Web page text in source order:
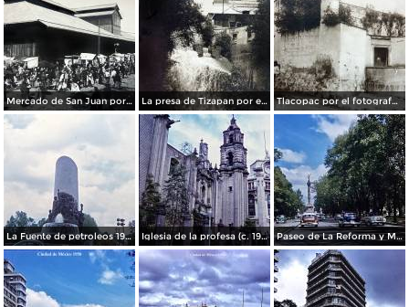
Mercado de San Juan por el fotografo Felix Miret La presa de Tizapan por el fotografo Fernando Kososky. ( Circulada el 22 de Diembre de 1910 ). Tlacopac por el fotografo Hugo Brehme.
La Fuente de petroleos 1950. Iglesia de la profesa (c. 1950) Paseo de La Reforma y Mto a La Independencia 1950